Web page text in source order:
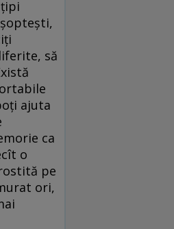
să
ajuta
ca
o
pe
ori,